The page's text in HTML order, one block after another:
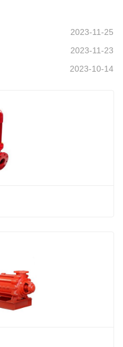
2023-11-25
2023-11-23
2023-10-14